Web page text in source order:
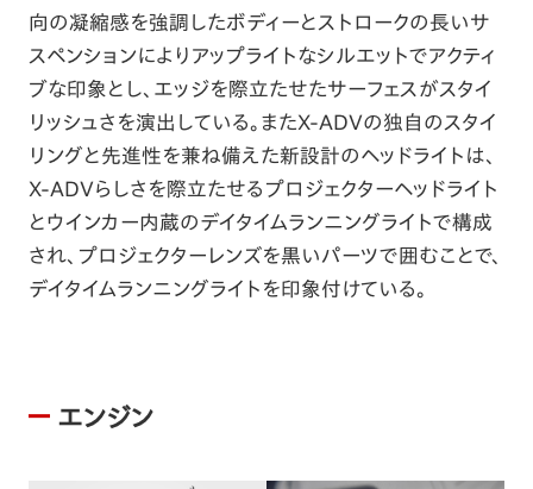
向の凝縮感を強調したボディーとストロークの長いサ
スペンションによりアップライトなシルエットでアクティ
ブな印象とし、エッジを際立たせたサーフェスがスタイ
リッシュさを演出している。またX-ADVの独自のスタイ
リングと先進性を兼ね備えた新設計のヘッドライトは、
X-ADVらしさを際立たせるプロジェクターヘッドライト
とウインカー内蔵のデイタイムランニングライトで構成
され、プロジェクターレンズを黒いパーツで囲むことで、
デイタイムランニングライトを印象付けている。
エンジン